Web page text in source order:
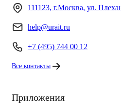
111123, г.Москва, ул.
help@urait.ru
+7 (495) 744 00 12
Все контакты
Приложения